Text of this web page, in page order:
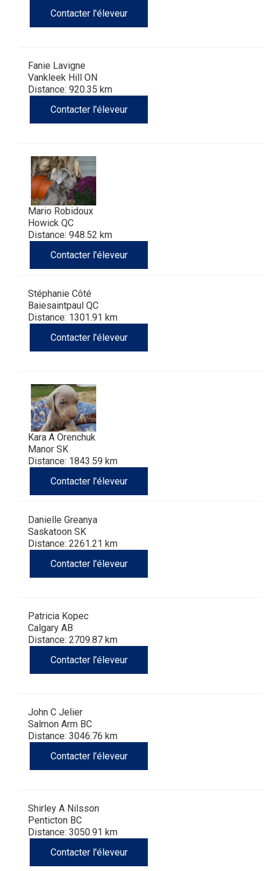
Contacter l'éleveur
Fanie Lavigne
Vankleek Hill ON
Distance: 920.35 km
Contacter l'éleveur
Mario Robidoux
Howick QC
Distance: 948.52 km
Contacter l'éleveur
Stéphanie Côté
Baiesaintpaul QC
Distance: 1301.91 km
Contacter l'éleveur
Kara A Orenchuk
Manor SK
Distance: 1843.59 km
Contacter l'éleveur
Danielle Greanya
Saskatoon SK
Distance: 2261.21 km
Contacter l'éleveur
Patricia Kopec
Calgary AB
Distance: 2709.87 km
Contacter l'éleveur
John C Jelier
Salmon Arm BC
Distance: 3046.76 km
Contacter l'éleveur
Shirley A Nilsson
Penticton BC
Distance: 3050.91 km
Contacter l'éleveur